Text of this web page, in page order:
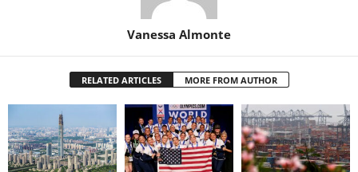
Vanessa Almonte
RELATED ARTICLES MORE FROM AUTHOR